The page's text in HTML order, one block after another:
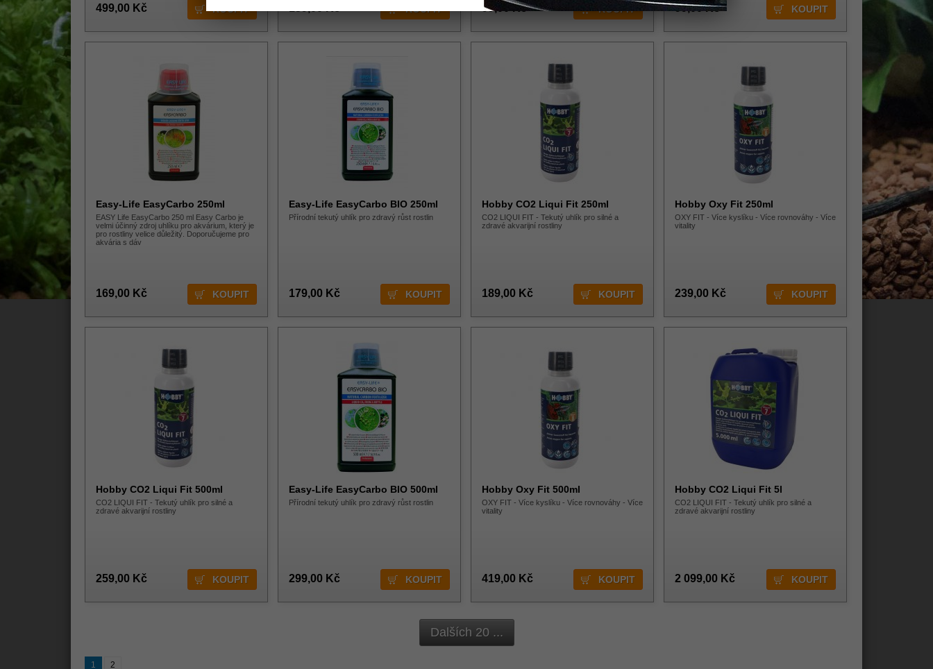
499,00 Kč 99,00 Kč 99,00 Kč
Easy-Life EasyCarbo 250ml
EASY Life EasyCarbo 250 ml Easy Carbo je
velmi účinný zdroj uhlíku pro akvárium, který je
pro rostliny velice důležitý. Doporučujeme pro
akvária s dáv
169,00 Kč
Easy-Life EasyCarbo BIO 250ml
Přírodní tekutý uhlík pro zdravý růst rostlin
179,00 Kč
Hobby CO2 Liqui Fit 250ml
CO2 LIQUI FIT - Tekutý uhlík pro silné a
zdravé akvarijní rostliny
189,00 Kč
Hobby Oxy Fit 250ml
OXY FIT - Více kyslíku - Více rovnováhy - Více
vitality
239,00 Kč
Hobby CO2 Liqui Fit 500ml
CO2 LIQUI FIT - Tekutý uhlík pro silné a
zdravé akvarijní rostliny
259,00 Kč
Easy-Life EasyCarbo BIO 500ml
Přírodní tekutý uhlík pro zdravý růst rostlin
299,00 Kč
Hobby Oxy Fit 500ml
OXY FIT - Více kyslíku - Více rovnováhy - Více
vitality
419,00 Kč
Hobby CO2 Liqui Fit 5l
CO2 LIQUI FIT - Tekutý uhlík pro silné a
zdravé akvarijní rostliny
2 099,00 Kč
Dalších 20 ...
1 2